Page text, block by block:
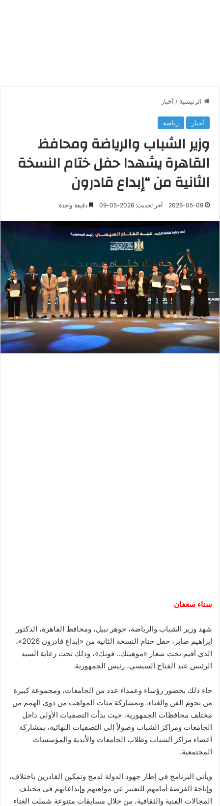
الرئيسية / أخبار
أخبار رياضة
وزير الشباب والرياضة ومحافظ
القاهرة يشهدا حفل ختام النسخة
الثانية من “إبداع قادرون
2026-05-09 آخر تحديث: 2026-05-09 دقيقة واحدة
سناء سعفان
شهد وزير الشباب والرياضة، جوهر نبيل، ومحافظ القاهرة، الدكتور
إبراهيم صابر، حفل ختام النسخة الثانية من «إبداع قادرون 2026»،
الذي أقيم تحت شعار «موهبتك.. قوتك»، وذلك تحت رعاية السيد
الرئيس عبد الفتاح السيسي، رئيس الجمهورية.
جاء ذلك بحضور رؤساء وعمداء عدد من الجامعات، ومجموعة كبيرة
من نجوم الفن والغناء، وبمشاركة مئات المواهب من ذوي الهمم من
مختلف محافظات الجمهورية، حيث بدأت التصفيات الأولى داخل
الجامعات ومراكز الشباب وصولاً إلى التصفيات النهائية، بمشاركة
أعضاء مراكز الشباب وطلاب الجامعات والأندية والمؤسسات
المجتمعية.
ويأتي البرنامج في إطار جهود الدولة لدمج وتمكين القادرين باختلاف،
وإتاحة الفرصة أمامهم للتعبير عن مواهبهم وإبداعاتهم في مختلف
المجالات الفنية والثقافية، من خلال مسابقات متنوعة شملت الغناء